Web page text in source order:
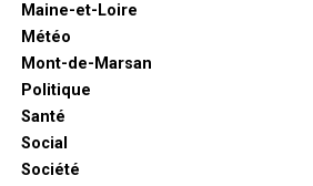
Maine-et-Loire
Météo
Mont-de-Marsan
Politique
Santé
Social
Société